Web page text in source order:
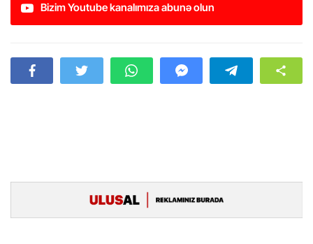
Bizim Youtube kanalımıza abunə olun